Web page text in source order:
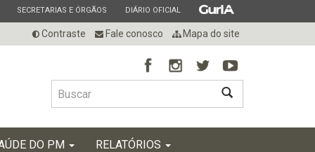
ESTADO
SECRETARIAS E ÓRGÃOS ESTADO
DIÁRIO OFICIAL ESTADO
Contraste Fale conosco Mapa do site
BUSCAR
DO PM RELATÓRIOS